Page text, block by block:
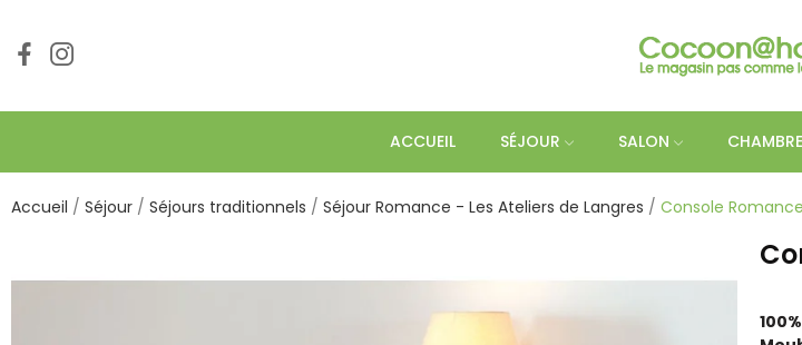
ACCUEIL SÉJOUR SALON CHAMBRE
Accueil Séjour Séjours traditionnels Séjour Romance - Les Ateliers de Langres Console